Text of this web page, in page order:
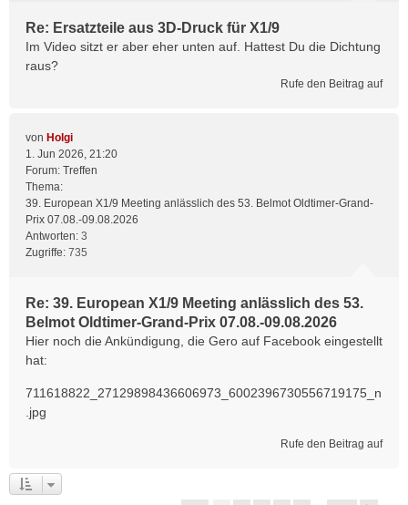
Re: Ersatzteile aus 3D-Druck für X1/9
Im Video sitzt er aber eher unten auf. Hattest Du die Dichtung
raus?
Rufe den Beitrag auf
von Holgi
1. Jun 2026, 21:20
Forum: Treffen
Thema:
39. European X1/9 Meeting anlässlich des 53. Belmot Oldtimer-Grand-
Prix 07.08.-09.08.2026
Antworten: 3
Zugriffe: 735
Re: 39. European X1/9 Meeting anlässlich des 53.
Belmot Oldtimer-Grand-Prix 07.08.-09.08.2026
Hier noch die Ankündigung, die Gero auf Facebook eingestellt
hat:
711618822_27129898436606973_6002396730556719175_n
.jpg
Rufe den Beitrag auf